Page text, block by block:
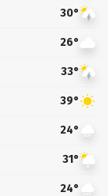
30°
26°
33°
39°
24°
31°
24°